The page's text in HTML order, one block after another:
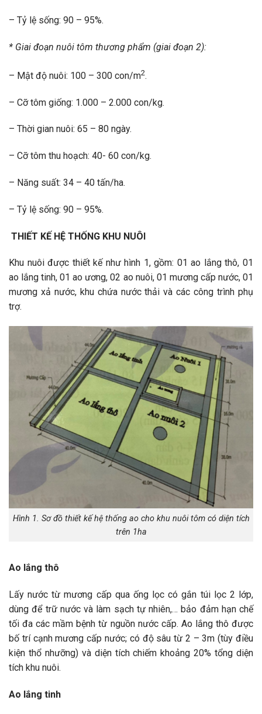
– Tỷ lệ sống: 90 – 95%.
* Giai đoạn nuôi tôm thương phẩm (giai đoạn 2):
– Mật độ nuôi: 100 – 300 con/m2.
– Cỡ tôm giống: 1.000 – 2.000 con/kg.
– Thời gian nuôi: 65 – 80 ngày.
– Cỡ tôm thu hoạch: 40- 60 con/kg.
– Năng suất: 34 – 40 tấn/ha.
– Tỷ lệ sống: 90 – 95%.
THIẾT KẾ HỆ THỐNG KHU NUÔI
Khu nuôi được thiết kế như hình 1, gồm: 01 ao lắng thô, 01
ao lắng tinh, 01 ao ương, 02 ao nuôi, 01 mương cấp nước, 01
mương xả nước, khu chứa nước thải và các công trình phụ
trợ.
Hình 1. Sơ đồ thiết kế hệ thống ao cho khu nuôi tôm có diện tích
trên 1ha
Ao lắng thô
Lấy nước từ mương cấp qua ống lọc có gắn túi lọc 2 lớp,
dùng để trữ nước và làm sạch tự nhiên,… bảo đảm hạn chế
tối đa các mầm bệnh từ nguồn nước cấp. Ao lắng thô được
bố trí cạnh mương cấp nước; có độ sâu từ 2 – 3m (tùy điều
kiện thổ nhưỡng) và diện tích chiếm khoảng 20% tổng diện
tích khu nuôi.
Ao lắng tinh